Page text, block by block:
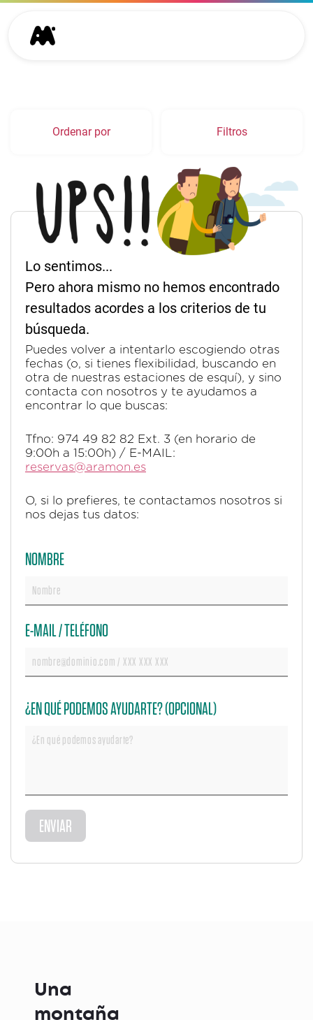
Ordenar por Filtros
Lo sentimos...
Pero ahora mismo no hemos encontrado
resultados acordes a los criterios de tu
búsqueda.
Puedes volver a intentarlo escogiendo otras
fechas (o, si tienes flexibilidad, buscando en
otra de nuestras estaciones de esquí), y sino
contacta con nosotros y te ayudamos a
encontrar lo que buscas:
Tfno: 974 49 82 82 Ext. 3 (en horario de
9:00h a 15:00h) / E-MAIL:
reservas@aramon.es
O, si lo prefieres, te contactamos nosotros si
nos dejas tus datos:
NOMBRE
E-MAIL / TELÉFONO
¿EN QUÉ PODEMOS AYUDARTE? (OPCIONAL)
Una
montaña